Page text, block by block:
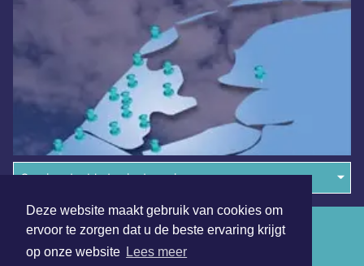
Deze website maakt gebruik van cookies om
ervoor te zorgen dat u de beste ervaring krijgt
op onze website Lees meer
Overige dagbladen in de regio
Algemene voorwaarden
Disclaimer